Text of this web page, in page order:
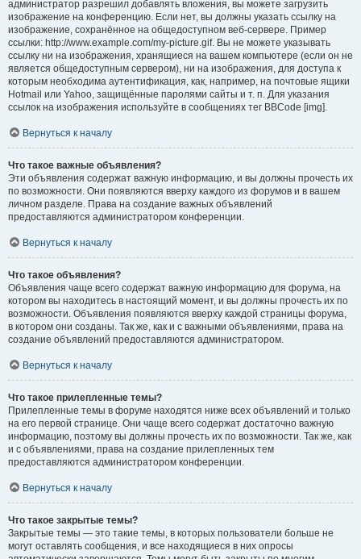
администратор разрешил добавлять вложения, вы можете загрузить
изображение на конференцию. Если нет, вы должны указать ссылку на
изображение, сохранённое на общедоступном веб-сервере. Пример
ссылки: http://www.example.com/my-picture.gif. Вы не можете указывать
ссылку ни на изображения, хранящиеся на вашем компьютере (если он не
является общедоступным сервером), ни на изображения, для доступа к
которым необходима аутентификация, как, например, на почтовые ящики
Hotmail или Yahoo, защищённые паролями сайты и т. п. Для указания
ссылок на изображения используйте в сообщениях тег BBCode [img].
Вернуться к началу
Что такое важные объявления?
Эти объявления содержат важную информацию, и вы должны прочесть их
по возможности. Они появляются вверху каждого из форумов и в вашем
личном разделе. Права на создание важных объявлений
предоставляются администратором конференции.
Вернуться к началу
Что такое объявления?
Объявления чаще всего содержат важную информацию для форума, на
котором вы находитесь в настоящий момент, и вы должны прочесть их по
возможности. Объявления появляются вверху каждой страницы форума,
в котором они созданы. Так же, как и с важными объявлениями, права на
создание объявлений предоставляются администратором.
Вернуться к началу
Что такое прилепленные темы?
Прилепленные темы в форуме находятся ниже всех объявлений и только
на его первой странице. Они чаще всего содержат достаточно важную
информацию, поэтому вы должны прочесть их по возможности. Так же, как
и с объявлениями, права на создание прилепленных тем
предоставляются администратором конференции.
Вернуться к началу
Что такое закрытые темы?
Закрытые темы — это такие темы, в которых пользователи больше не
могут оставлять сообщения, и все находящиеся в них опросы